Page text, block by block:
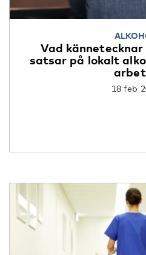
Vad kännetecknar
satsar på lokalt
18 feb